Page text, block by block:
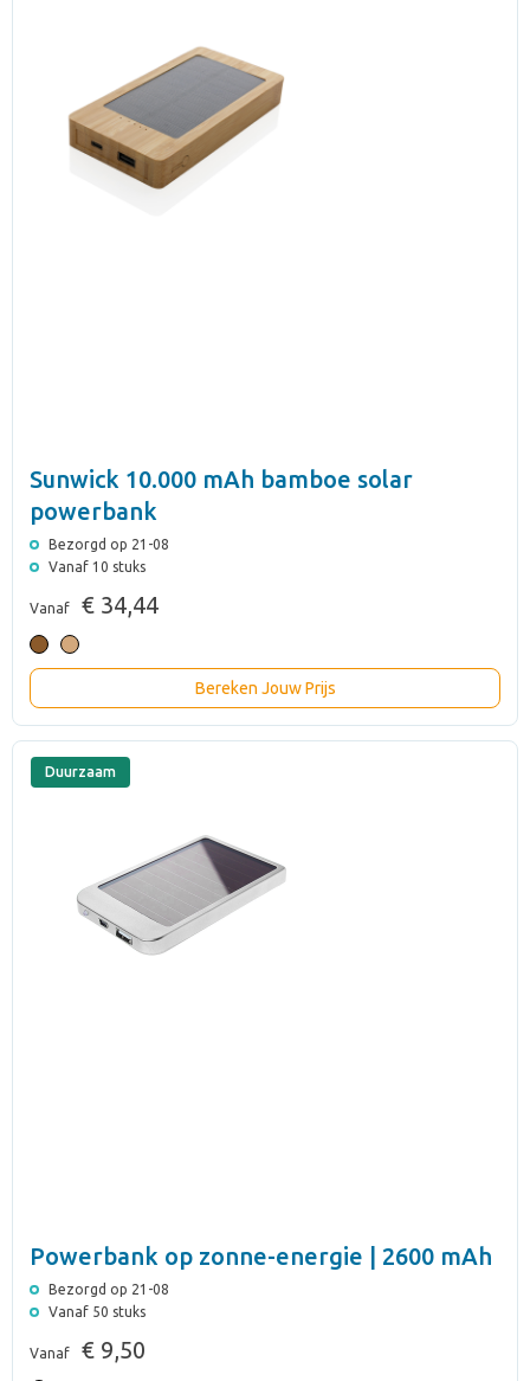
Sunwick 10.000 mAh bamboe solar
powerbank
Bezorgd op 21-08
Vanaf 10 stuks
Vanaf € 34,44
Bereken Jouw Prijs
Duurzaam
Powerbank op zonne-energie | 2600 mAh
Bezorgd op 21-08
Vanaf 50 stuks
Vanaf € 9,50